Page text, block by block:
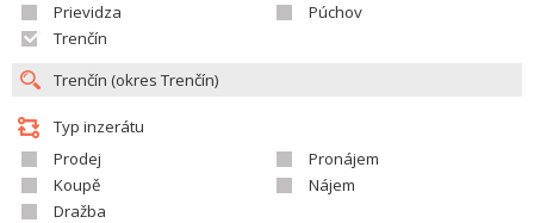
Prievidza
Púchov
Trenčín
Typ inzerátu
Prodej
Pronájem
Koupě
Nájem
Dražba